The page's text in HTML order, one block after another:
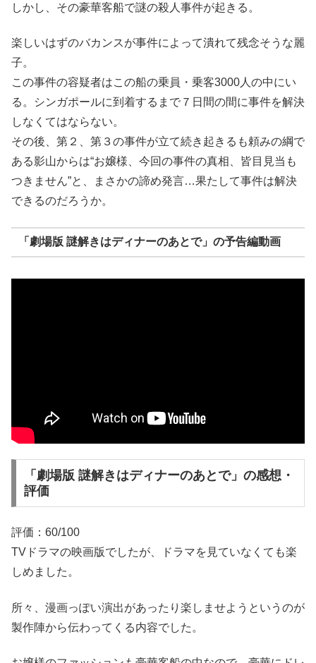
しかし、その豪華客船で謎の殺人事件が起きる。
楽しいはずのバカンスが事件によって潰れて残念そうな麗
子。
この事件の容疑者はこの船の乗員・乗客3000人の中にい
る。シンガポールに到着するまで７日間の間に事件を解決
しなくてはならない。
その後、第２、第３の事件が立て続き起きるも頼みの綱で
ある影山からは“お嬢様、今回の事件の真相、皆目見当も
つきません”と、まさかの諦め発言…果たして事件は解決
できるのだろうか。
「劇場版 謎解きはディナーのあとで」の予告編動画
「劇場版 謎解きはディナーのあとで」の感想・
評価
評価：60/100
TVドラマの映画版でしたが、ドラマを見ていなくても楽
しめました。
所々、漫画っぽい演出があったり楽しませようというのが
製作陣から伝わってくる内容でした。